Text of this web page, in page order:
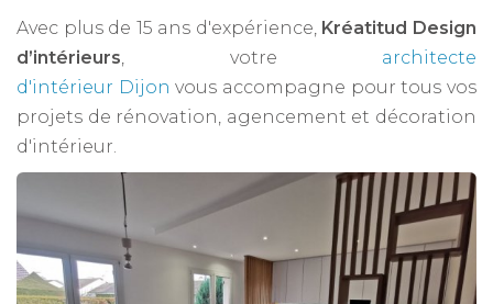
Avec plus de 15 ans d'expérience, Kréatitud Design
d’intérieurs, votre architecte
d'intérieur Dijon vous accompagne pour tous vos
projets de rénovation, agencement et décoration
d'intérieur.